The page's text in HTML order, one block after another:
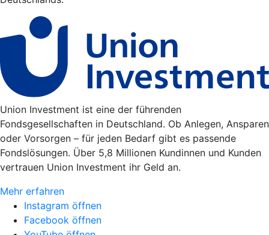
Union Investment ist eine der führenden
Fondsgesellschaften in Deutschland. Ob Anlegen, Ansparen
oder Vorsorgen – für jeden Bedarf gibt es passende
Fondslösungen. Über 5,8 Millionen Kundinnen und Kunden
vertrauen Union Investment ihr Geld an.
Mehr erfahren
Instagram öffnen
Facebook öffnen